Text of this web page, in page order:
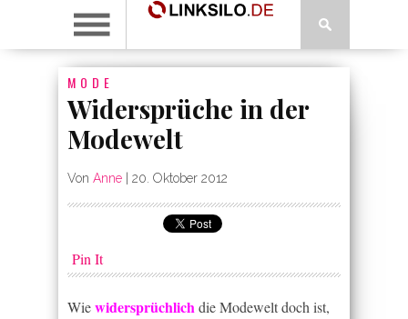
MODE
Widersprüche in der
Modewelt
Von Anne 20. Oktober 2012
Pin It
Wiewidersprüchlichdie Modewelt doch ist,